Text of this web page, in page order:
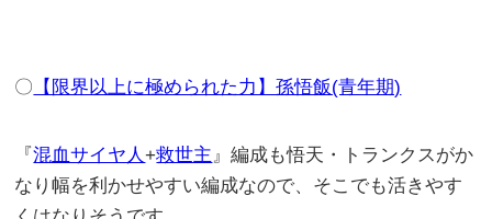
〇 【限界以上に極められた力】孫悟飯(青年期)
『混血サイヤ人+救世主 』編成も悟天・トランクスがか
なり幅を利かせやすい編成なので、そこでも活きやす